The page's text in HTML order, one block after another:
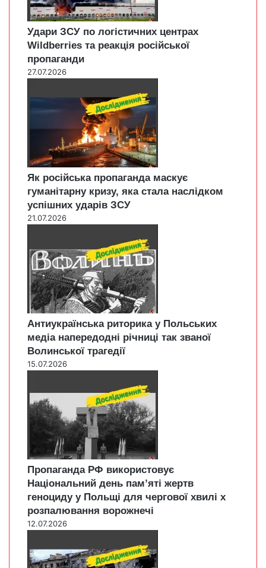
Удари ЗСУ по логістичних центрах
Wildberries та реакція російської
пропаганди
27.07.2026
Як російська пропаганда маскує
гуманітарну кризу, яка стала наслідком
успішних ударів ЗСУ
21.07.2026
Антиукраїнська риторика у Польських
медіа напередодні річниці так званої
Волинської трагедії
15.07.2026
Пропаганда РФ використовує
Національний день пам’яті жертв
геноциду у Польщі для чергової хвилі х
розпалювання ворожнечі
12.07.2026